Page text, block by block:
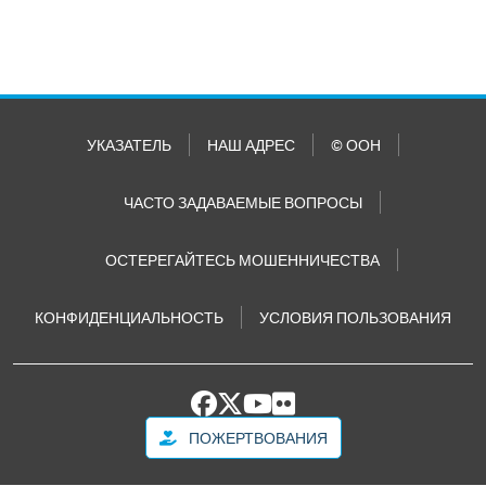
УКАЗАТЕЛЬ НАШ АДРЕС © ООН
ЧАСТО ЗАДАВАЕМЫЕ ВОПРОСЫ
ОСТЕРЕГАЙТЕСЬ МОШЕННИЧЕСТВА
КОНФИДЕНЦИАЛЬНОСТЬ УСЛОВИЯ ПОЛЬЗОВАНИЯ
ПОЖЕРТВОВАНИЯ